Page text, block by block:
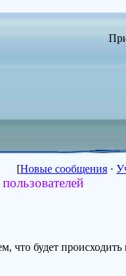
[Новые сообщения ·
что будет происходить